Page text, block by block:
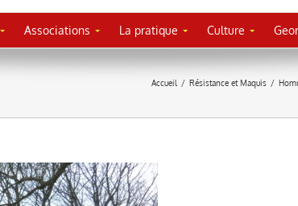
Associations La pratique Culture
Accueil / Résistance et Maquis /